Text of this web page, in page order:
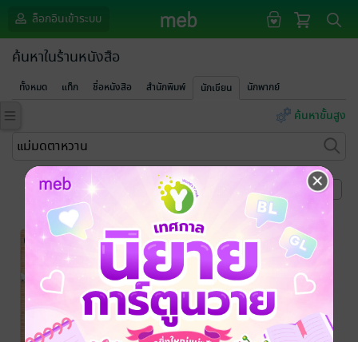
ล็อกอินเข้าระบบ
ค้นหาในร้านหนังสือ
ทั้งหมด แท็ก ชื่อหนังสือ สำนักพิมพ์ นักเขียน นักพากย์
ค้นหาขั้นสูง
หน้าที่ 1